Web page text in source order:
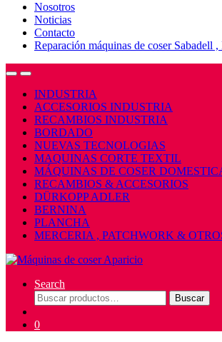
Nosotros
Noticias
Contacto
Reparación máquinas de coser Sabadell ,
OpenClose
INDUSTRIA
ACCESORIOS INDUSTRIA
RECAMBIOS INDUSTRIA
BORDADO
NUEVAS TECNOLOGIAS
MAQUINAS CORTE TEXTIL
MÁQUINAS DE COSER
RECAMBIOS & ACCESORIOS
DÜRKOPP ADLER
BERNINA
PLANCHA
MERCERIA , PATCHWORK &
Search
Buscar
por:
Buscar
0